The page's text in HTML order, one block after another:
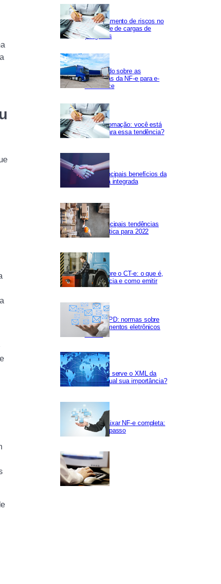
Gerenciamento de riscos no
transporte de cargas de
perigosas
Saiba tudo sobre as
mudanças da NF-e para e-
commerce
Hiperautomação: você está
pronto para essa tendência?
Os 5 principais benefícios da
Logística integrada
As 5 principais tendências
em logística para 2022
Tudo sobre o CT-e: o que é,
importância e como emitir
NF-e LGPD: normas sobre
os documentos eletrônicos
fiscais
Para que serve o XML da
NF-e e qual sua importância?
Como baixar NF-e completa:
passo a passo